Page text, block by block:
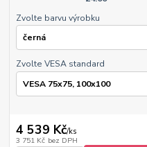
Zvolte barvu výrobku
Zvolte VESA standard
4 539 Kč/ks
3 751 Kč bez DPH